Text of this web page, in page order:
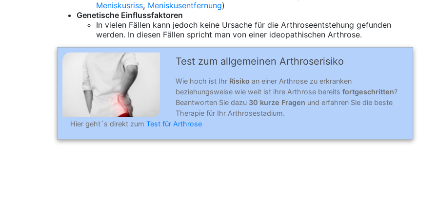
Meniskusriss, Meniskusentfernung)
Genetische Einflussfaktoren
In vielen Fällen kann jedoch keine Ursache für die Arthroseentstehung gefunden
werden. In diesen Fällen spricht man von einer ideopathischen Arthrose.
Test zum allgemeinen Arthro­se­risi­ko
Wie hoch ist Ihr Risiko an einer Arthrose zu erkranken
beziehungsweise wie weit ist ihre Arthrose bereits fortgeschritten?
Beantworten Sie dazu 30 kurze Fragen und erfahren Sie die beste
Therapie für Ihr Arthrosestadium.
Hier geht´s direkt zum Test für Arthrose